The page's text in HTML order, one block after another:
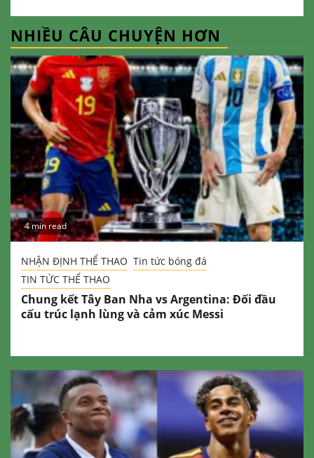
NHIỀU CÂU CHUYỆN HƠN
4 min read
NHẬN ĐỊNH THỂ THAO Tin tức bóng đá
TIN TỨC THỂ THAO
Chung kết Tây Ban Nha vs Argentina: Đối đầu
cấu trúc lạnh lùng và cảm xúc Messi